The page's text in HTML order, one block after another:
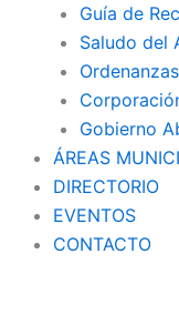
Guía de
Saludo del
Gobierno
ÁREAS
DIRECTORIO
EVENTOS
CONTACTO